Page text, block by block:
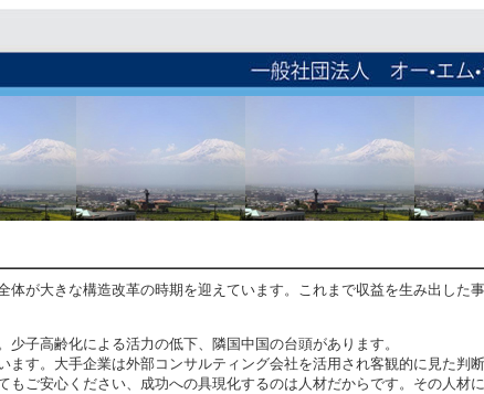
が大きな構造改革の時期を迎えています。これまで収益を生み出した事
子高齢化による活力の低下、隣国中国の台頭があります。
ます。大手企業は外部コンサルティング会社を活用され客観的に見た判断
ご安心ください、成功への具現化するのは人材だからです。その人材に